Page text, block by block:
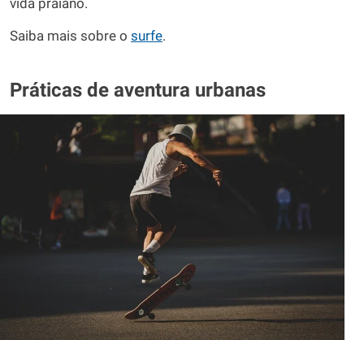
vida praiano.
Saiba mais sobre o surfe.
Práticas de aventura urbanas